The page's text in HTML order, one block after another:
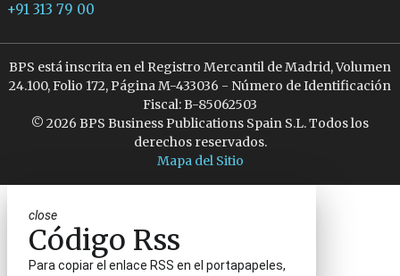
+91 313 79 00
BPS está inscrita en el Registro Mercantil de Madrid, Volumen
24.100, Folio 172, Página M-433036 - Número de Identificación
Fiscal: B-85062503
© 2026 BPS Business Publications Spain S.L. Todos los
derechos reservados.
Mapa del Sitio
close
Código Rss
Para copiar el enlace RSS en el portapapeles,